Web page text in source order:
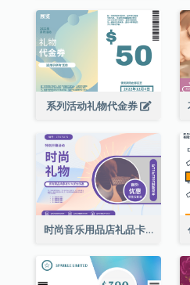
系列活动礼物代金券
时尚音乐用品店礼品卡